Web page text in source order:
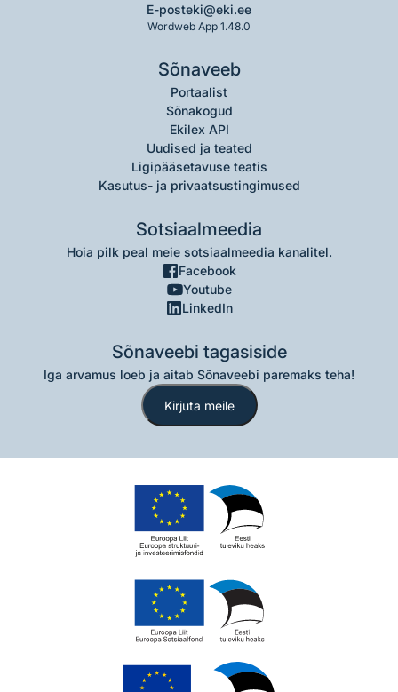
E-posteki@eki.ee
Wordweb App 1.48.0
Sõnaveeb
Portaalist
Sõnakogud
Ekilex API
Uudised ja teated
Ligipääsetavuse teatis
Kasutus- ja privaatsustingimused
Sotsiaalmeedia
Hoia pilk peal meie sotsiaalmeedia kanalitel.
Facebook
Youtube
LinkedIn
Sõnaveebi tagasiside
Iga arvamus loeb ja aitab Sõnaveebi paremaks teha!
Kirjuta meile